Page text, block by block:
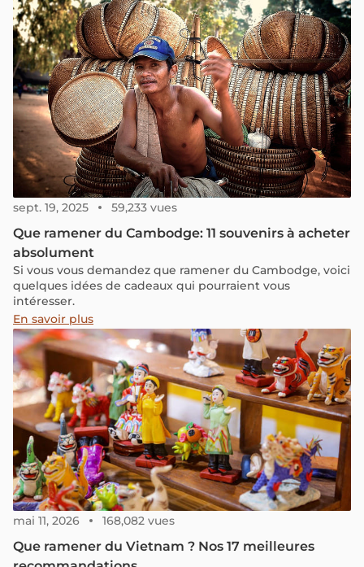
sept. 19, 2025 59,233 vues
Que ramener du Cambodge: 11 souvenirs à acheter
absolument
Si vous vous demandez que ramener du Cambodge, voici
quelques idées de cadeaux qui pourraient vous
intéresser.
En savoir plus
mai 11, 2026 168,082 vues
Que ramener du Vietnam ? Nos 17 meilleures